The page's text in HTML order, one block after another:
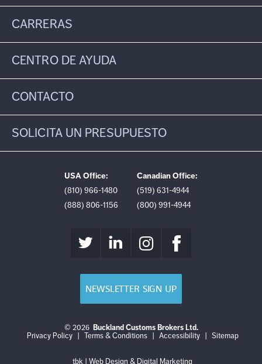
CARRERAS
CENTRO DE AYUDA
CONTACTO
SOLICITA UN PRESUPUESTO
USA Office:
(810) 966-1480
(888) 806-1156
Canadian Office:
(519) 631-4944
(800) 991-4944
NEWSLETTER SIGN UP
© 2026 Buckland Customs Brokers Ltd.
Privacy Policy
Login
Terms & Conditions
LogAccessibility Sitemap
tbk | Web Design & Digital Marketing